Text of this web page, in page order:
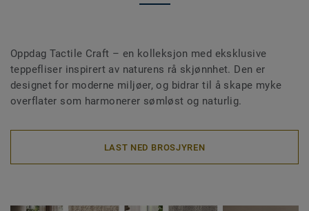
Oppdag Tactile Craft – en kolleksjon med eksklusive
teppefliser inspirert av naturens rå skjønnhet. Den er
designet for moderne miljøer, og bidrar til å skape myke
overflater som harmonerer sømløst og naturlig.
LAST NED BROSJYREN